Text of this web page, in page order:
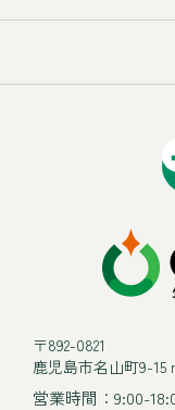
〒892-0821
鹿児島市名山町9-15
営業時間：9:00-